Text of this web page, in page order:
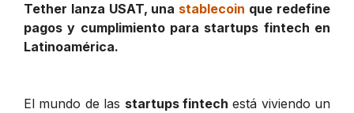
Tether lanza USAT, una stablecoin que redefine
pagos y cumplimiento para startups fintech en
Latinoamérica.
El mundo de las startups fintech está viviendo un